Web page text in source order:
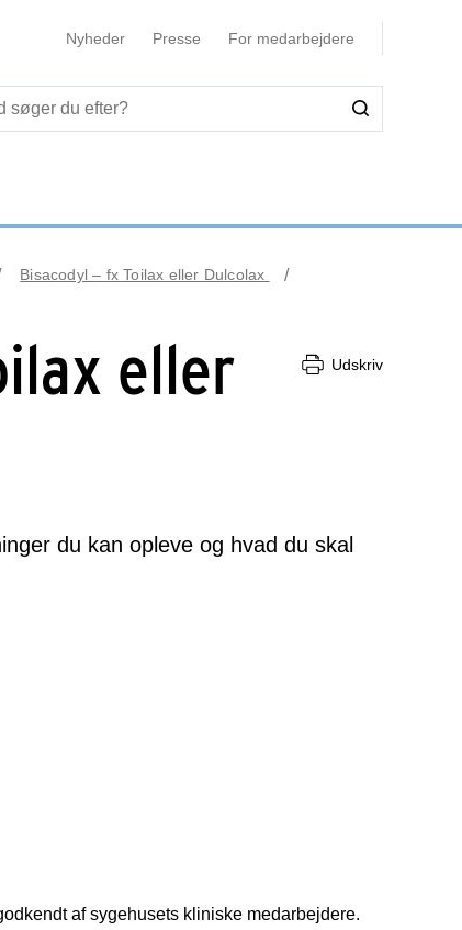
Nyheder Presse For medarbejdere
Bisacodyl – fx Toilax eller Dulcolax
eller
Udskriv
du kan opleve og hvad du skal
af sygehusets kliniske medarbejdere.